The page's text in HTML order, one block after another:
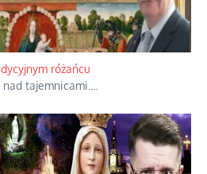
czołgom
dowódców.